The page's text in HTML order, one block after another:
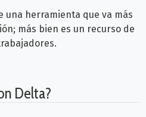
una herramienta que va más
más bien es un recurso de
Delta?